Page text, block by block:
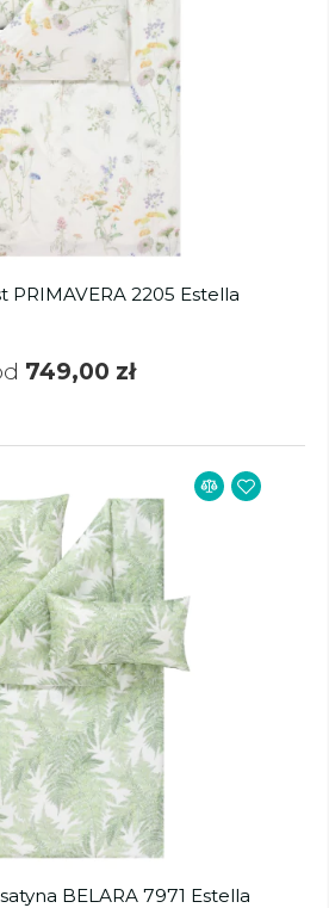
PRIMAVERA 2205 Estella
749,00 zł
BELARA 7971 Estella